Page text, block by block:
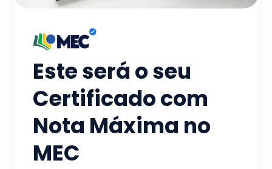
Este será o seu
Certificado com
Nota Máxima no
MEC